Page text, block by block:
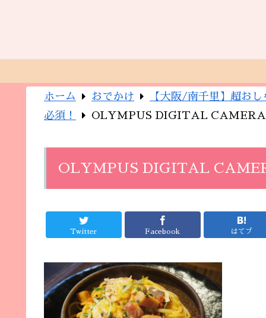
ホーム おでかけ
【大阪/南千里】超お
必須！
OLYMPUS DIGITAL CAMERA
OLYMPUS DIGITAL
Twitter Facebook はてブ